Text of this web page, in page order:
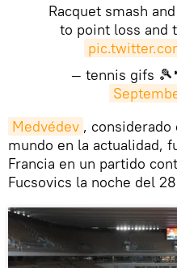
Racquet smash
to point loss and
— tennis gifs
Medvédev ,
mundo en la actualidad,
Francia en un partido
Fucsovics la noche del